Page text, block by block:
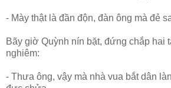
- Mày thật là đần độn, đàn ông mà đẻ
Bãy giờ Quỳnh nín bặt, đứng chắp hai
nghiêm:
- Thưa ông, vậy mà nhà vua bắt dân